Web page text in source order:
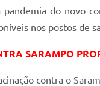
do novo
nos postos de
SARAMPO
contra o